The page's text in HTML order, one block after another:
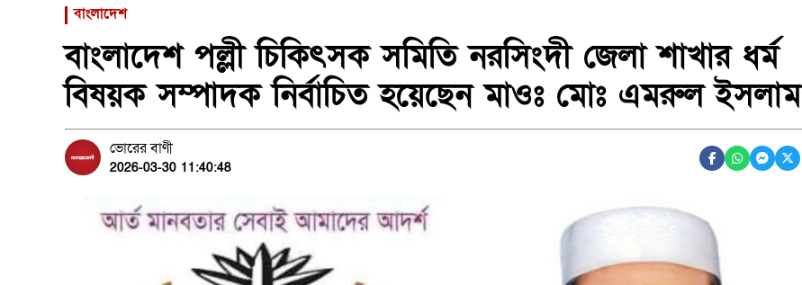
বাংলাদেশ
বাংলাদেশ পল্লী চিকিৎসক সমিতি নরসিংদী জেলা শাখার ধর্ম
বিষয়ক সম্পাদক নির্বাচিত হয়েছেন মাওঃ মোঃ এমরুল ইসলাম
ভোরের বাণী
2026-03-30 11:40:48